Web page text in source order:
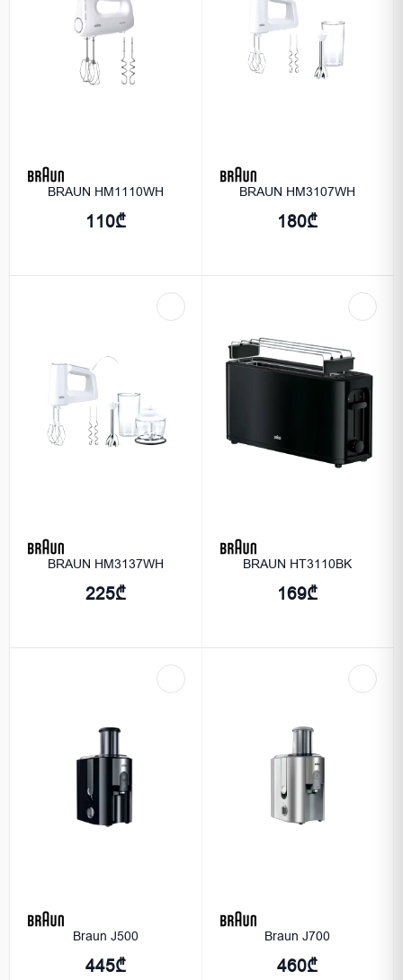
BRAUN HM1110WH
110₾
BRAUN HM3107WH
180₾
BRAUN HM3137WH
225₾
BRAUN HT3110BK
169₾
Braun J500
445₾
Braun J700
460₾